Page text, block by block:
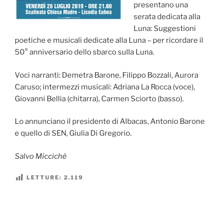
presentano una
serata dedicata alla
Luna: Suggestioni
poetiche e musicali dedicate alla Luna – per ricordare il
50° anniversario dello sbarco sulla Luna.
Voci narranti: Demetra Barone, Filippo Bozzali, Aurora
Caruso; intermezzi musicali: Adriana La Rocca (voce),
Giovanni Bellia (chitarra), Carmen Sciorto (basso).
Lo annunciano il presidente di Albacas, Antonio Barone
e quello di SEN, Giulia Di Gregorio.
Salvo Micciché
LETTURE: 2.119